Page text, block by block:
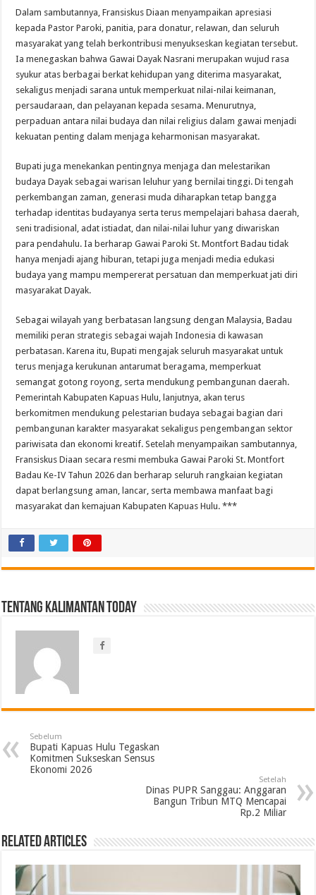
Dalam sambutannya, Fransiskus Diaan menyampaikan apresiasi
kepada Pastor Paroki, panitia, para donatur, relawan, dan seluruh
masyarakat yang telah berkontribusi menyukseskan kegiatan tersebut.
Ia menegaskan bahwa Gawai Dayak Nasrani merupakan wujud rasa
syukur atas berbagai berkat kehidupan yang diterima masyarakat,
sekaligus menjadi sarana untuk memperkuat nilai-nilai keimanan,
persaudaraan, dan pelayanan kepada sesama. Menurutnya,
perpaduan antara nilai budaya dan nilai religius dalam gawai menjadi
kekuatan penting dalam menjaga keharmonisan masyarakat.
Bupati juga menekankan pentingnya menjaga dan melestarikan
budaya Dayak sebagai warisan leluhur yang bernilai tinggi. Di tengah
perkembangan zaman, generasi muda diharapkan tetap bangga
terhadap identitas budayanya serta terus mempelajari bahasa daerah,
seni tradisional, adat istiadat, dan nilai-nilai luhur yang diwariskan
para pendahulu. Ia berharap Gawai Paroki St. Montfort Badau tidak
hanya menjadi ajang hiburan, tetapi juga menjadi media edukasi
budaya yang mampu mempererat persatuan dan memperkuat jati diri
masyarakat Dayak.
Sebagai wilayah yang berbatasan langsung dengan Malaysia, Badau
memiliki peran strategis sebagai wajah Indonesia di kawasan
perbatasan. Karena itu, Bupati mengajak seluruh masyarakat untuk
terus menjaga kerukunan antarumat beragama, memperkuat
semangat gotong royong, serta mendukung pembangunan daerah.
Pemerintah Kabupaten Kapuas Hulu, lanjutnya, akan terus
berkomitmen mendukung pelestarian budaya sebagai bagian dari
pembangunan karakter masyarakat sekaligus pengembangan sektor
pariwisata dan ekonomi kreatif. Setelah menyampaikan sambutannya,
Fransiskus Diaan secara resmi membuka Gawai Paroki St. Montfort
Badau Ke-IV Tahun 2026 dan berharap seluruh rangkaian kegiatan
dapat berlangsung aman, lancar, serta membawa manfaat bagi
masyarakat dan kemajuan Kabupaten Kapuas Hulu. ***
Tentang Kalimantan Today
Sebelum
Bupati Kapuas Hulu Tegaskan
Komitmen Sukseskan Sensus
Ekonomi 2026
Setelah
Dinas PUPR Sanggau: Anggaran
Bangun Tribun MTQ Mencapai
Rp.2 Miliar
Related Articles